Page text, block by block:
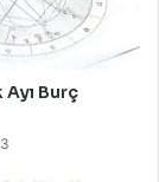
Ayı Burç